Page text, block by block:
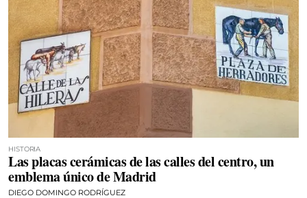
HISTORIA
Las placas cerámicas de las calles del centro, un
emblema único de Madrid
DIEGO DOMINGO RODRÍGUEZ